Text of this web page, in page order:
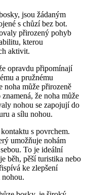
jsou žádaným
s chůzí bez bot.
⁢přirozený pohyb‍
kterou
aktivit.
opravdu připomínají
a pružnému
noha může přirozeně
že noha ⁤může
nohou se zapojují​ do
a sílu ⁣nohou.
s​ povrchem.
umožňuje ‌nohám
To je ideální
běh, pěší turistika⁣ nebo
ke zlepšení